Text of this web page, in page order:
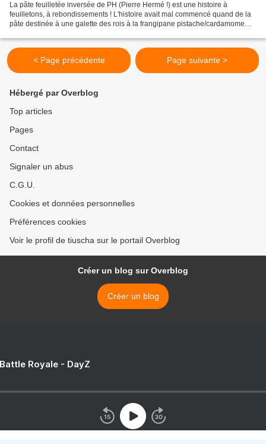
La pâte feuilletée inversée de PH (Pierre Hermé !) est une histoire à
feuilletons, à rebondissements ! L'histoire avait mal commencé quand de la
pâte destinée à une galette des rois à la frangipane pistache/cardamome
< Page précédente Page suivante >
Hébergé par Overblog
Top articles
Pages
Contact
Signaler un abus
C.G.U.
Cookies et données personnelles
Préférences cookies
Voir le profil de tiuscha sur le portail Overblog
Créer un blog sur Overblog
Créer un blog
Royale - DayZ